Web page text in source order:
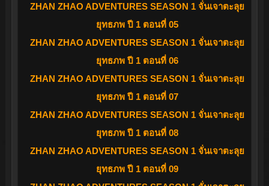
ZHAN ZHAO ADVENTURES SEASON 1 จั่นเจาตะลุย
ยุทธภพ ปี 1 ตอนที่ 05
ZHAN ZHAO ADVENTURES SEASON 1 จั่นเจาตะลุย
ยุทธภพ ปี 1 ตอนที่ 06
ZHAN ZHAO ADVENTURES SEASON 1 จั่นเจาตะลุย
ยุทธภพ ปี 1 ตอนที่ 07
ZHAN ZHAO ADVENTURES SEASON 1 จั่นเจาตะลุย
ยุทธภพ ปี 1 ตอนที่ 08
ZHAN ZHAO ADVENTURES SEASON 1 จั่นเจาตะลุย
ยุทธภพ ปี 1 ตอนที่ 09